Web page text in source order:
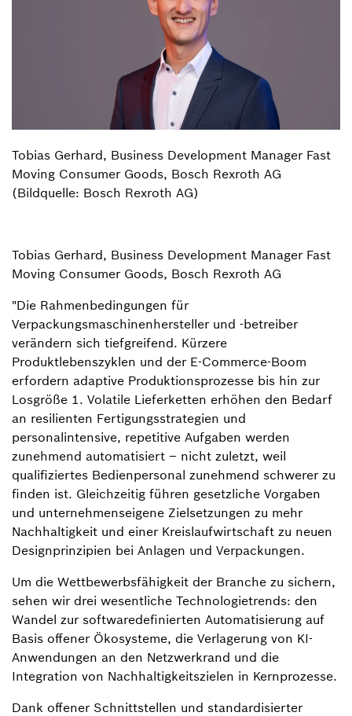
Tobias Gerhard, Business Development Manager Fast
Moving Consumer Goods, Bosch Rexroth AG
(Bildquelle: Bosch Rexroth AG)
Tobias Gerhard, Business Development Manager Fast
Moving Consumer Goods, Bosch Rexroth AG
"Die Rahmenbedingungen für
Verpackungsmaschinenhersteller und -betreiber
verändern sich tiefgreifend. Kürzere
Produktlebenszyklen und der E-Commerce-Boom
erfordern adaptive Produktionsprozesse bis hin zur
Losgröße 1. Volatile Lieferketten erhöhen den Bedarf
an resilienten Fertigungsstrategien und
personalintensive, repetitive Aufgaben werden
zunehmend automatisiert – nicht zuletzt, weil
qualifiziertes Bedienpersonal zunehmend schwerer zu
finden ist. Gleichzeitig führen gesetzliche Vorgaben
und unternehmenseigene Zielsetzungen zu mehr
Nachhaltigkeit und einer Kreislaufwirtschaft zu neuen
Designprinzipien bei Anlagen und Verpackungen.
Um die Wettbewerbsfähigkeit der Branche zu sichern,
sehen wir drei wesentliche Technologietrends: den
Wandel zur softwaredefinierten Automatisierung auf
Basis offener Ökosysteme, die Verlagerung von KI-
Anwendungen an den Netzwerkrand und die
Integration von Nachhaltigkeitszielen in Kernprozesse.
Dank offener Schnittstellen und standardisierter